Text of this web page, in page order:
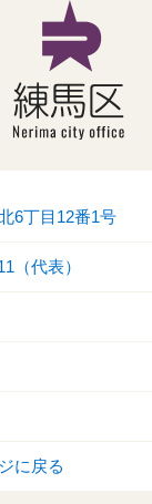
6丁目12番1号
（代表）
に戻る